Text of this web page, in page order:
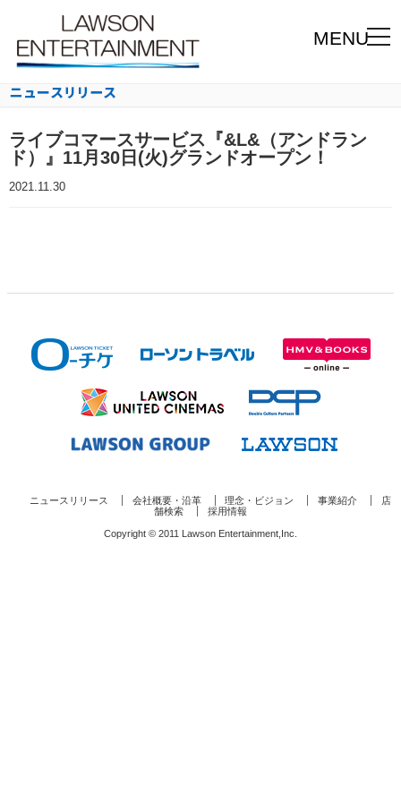
MENU
ライブコマースサービス『&L&（アンドラン
ド）』11月30日(火)グランドオープン！
2021.11.30
ニュースリリース 会社概要・沿革 理念・ビジョン 事業紹介
店
舗検索
採用情報
Copyright © 2011 Lawson Entertainment,Inc.